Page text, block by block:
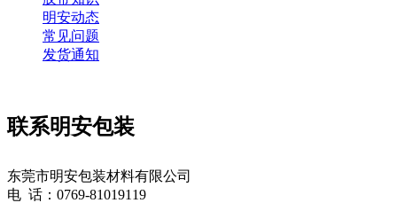
明安动态
常见问题
发货通知
联系明安包装
东莞市明安包装材料有限公司
电 话：0769-81019119